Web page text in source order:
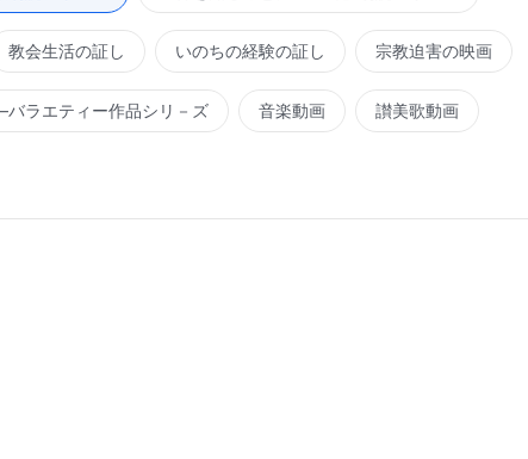
しすべての人がわたしの言葉を読み、その意味を理解で
ろう。人間がわたしを知り、従うとき、わたしは憩う。
あなたがたの背丈は低すぎる。哀れなほどに小さく、わざ
は言うまでもない。
教会生活の証し いのちの経験の証し 宗教迫害の映画
ラエティー作品シリ－ズ 音楽動画 讃美歌動画